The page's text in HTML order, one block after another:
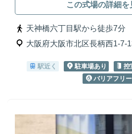
この式場の詳細
天神橋六丁目駅から徒歩7分
大阪府大阪市北区長柄西1-7-
駅近く 駐車場あり 控
バリアフリー